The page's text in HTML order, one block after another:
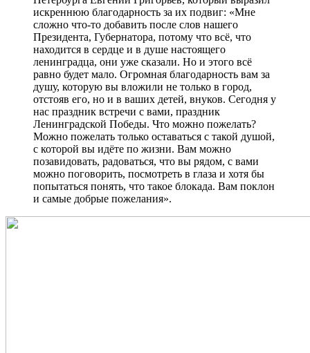
искреннюю благодарность за их подвиг: «Мне
сложно что-то добавить после слов нашего
Президента, Губернатора, потому что всё, что
находится в сердце и в душе настоящего
ленинградца, они уже сказали. Но и этого всё
равно будет мало. Огромная благодарность вам за
душу, которую вы вложили не только в город,
отстояв его, но и в ваших детей, внуков. Сегодня у
нас праздник встречи с вами, праздник
Ленинградской Победы. Что можно пожелать?
Можно пожелать только оставаться с такой душой,
с которой вы идёте по жизни. Вам можно
позавидовать, радоваться, что вы рядом, с вами
можно поговорить, посмотреть в глаза и хотя бы
попытаться понять, что такое блокада. Вам поклон
и самые добрые пожелания».